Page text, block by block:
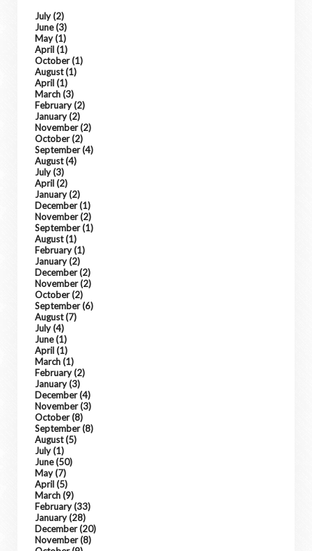
July(2)
June(3)
May(1)
April(1)
October(1)
August(1)
April(1)
March(3)
February(2)
January(2)
November(2)
October(2)
September(4)
August(4)
July(3)
April(2)
January(2)
December(1)
November(2)
September(1)
August(1)
February(1)
January(2)
December(2)
November(2)
October(2)
September(6)
August(7)
July(4)
June(1)
April(1)
March(1)
February(2)
January(3)
December(4)
November(3)
October(8)
September(8)
August(5)
July(1)
June(50)
May(7)
April(5)
March(9)
February(33)
January(28)
December(20)
November(8)